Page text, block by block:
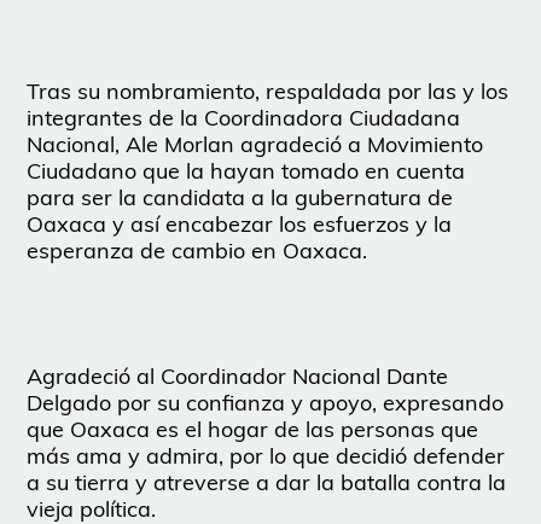
Tras su nombramiento, respaldada por las y los
integrantes de la Coordinadora Ciudadana
Nacional, Ale Morlan agradeció a Movimiento
Ciudadano que la hayan tomado en cuenta
para ser la candidata a la gubernatura de
Oaxaca y así encabezar los esfuerzos y la
esperanza de cambio en Oaxaca.
Agradeció al Coordinador Nacional Dante
Delgado por su confianza y apoyo, expresando
que Oaxaca es el hogar de las personas que
más ama y admira, por lo que decidió defender
a su tierra y atreverse a dar la batalla contra la
vieja política.